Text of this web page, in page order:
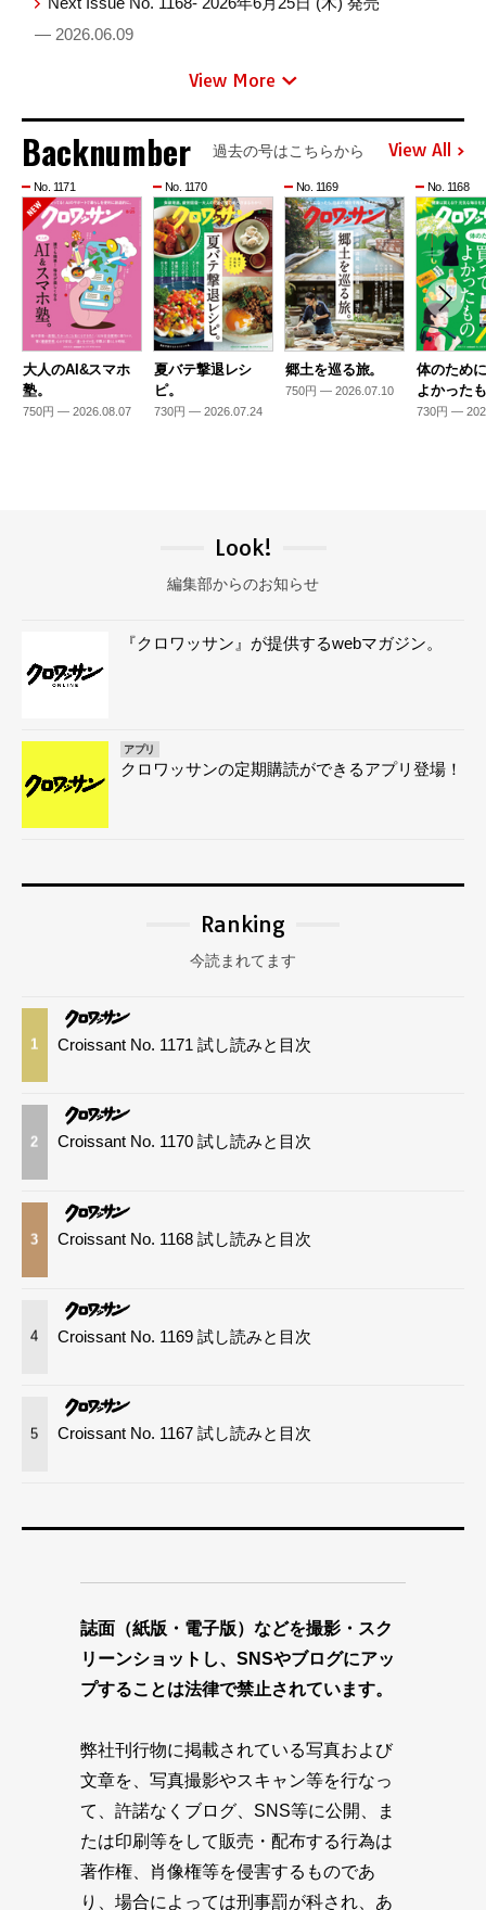
— 2026.06.09
View More
Backnumber 過去の号はこちらから View All
No. 1171
大人のAI&スマホ
塾。
750円 — 2026.08.07
No. 1170
夏バテ撃退レシ
ピ。
730円 — 2026.07.24
No. 1169
郷土を巡る旅。
750円 — 2026.07.10
No. 1168
体のため
よかった
730円 —
Look!
編集部からのお知らせ
『クロワッサン』が提供するwebマガジン。
アプリ
クロワッサンの定期購読ができるアプリ登場！
Ranking
今読まれてます
1 Croissant No. 1171 試し読みと目次
2 Croissant No. 1170 試し読みと目次
3 Croissant No. 1168 試し読みと目次
4 Croissant No. 1169 試し読みと目次
5 Croissant No. 1167 試し読みと目次
誌面（紙版・電子版）などを撮影・スク
リーンショットし、SNSやブログにアッ
プすることは法律で禁止されています。
弊社刊行物に掲載されている写真および
文章を、写真撮影やスキャン等を行なっ
て、許諾なくブログ、SNS等に公開、ま
たは印刷等をして販売・配布する行為は
著作権、肖像権等を侵害するものであ
り、場合によっては刑事罰が科され、あ